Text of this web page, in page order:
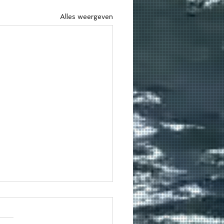
Alles weergeven
schuift er mee aan